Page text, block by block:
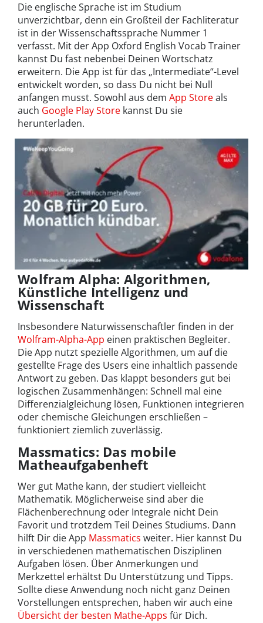
Die englische Sprache ist im Studium
unverzichtbar, denn ein Großteil der Fachliteratur
ist in der Wissenschaftssprache Nummer 1
verfasst. Mit der App Oxford English Vocab Trainer
kannst Du fast nebenbei Deinen Wortschatz
erweitern. Die App ist für das „Intermediate“-Level
entwickelt worden, so dass Du nicht bei Null
anfangen musst. Sowohl aus dem App Storeals
auch Google Play Store kannst Du sie
herunterladen.
Wolfram Alpha: Algorithmen,
Künstliche Intelligenz und
Wissenschaft
Insbesondere Naturwissenschaftler finden in der
Wolfram-Alpha-App einen praktischen Begleiter.
Die App nutzt spezielle Algorithmen, um auf die
gestellte Frage des Users eine inhaltlich passende
Antwort zu geben. Das klappt besonders gut bei
logischen Zusammenhängen: Schnell mal eine
Differenzialgleichung lösen, Funktionen integrieren
oder chemische Gleichungen erschließen –
funktioniert ziemlich zuverlässig.
Massmatics: Das mobile
Matheaufgabenheft
Wer gut Mathe kann, der studiert vielleicht
Mathematik. Möglicherweise sind aber die
Flächenberechnung oder Integrale nicht Dein
Favorit und trotzdem Teil Deines Studiums. Dann
hilft Dir die App Massmatics weiter. Hier kannst Du
in verschiedenen mathematischen Disziplinen
Aufgaben lösen. Über Anmerkungen und
Merkzettel erhältst Du Unterstützung und Tipps.
Sollte diese Anwendung noch nicht ganz Deinen
Vorstellungen entsprechen, haben wir auch eine
Übersicht der besten Mathe-Apps für Dich.